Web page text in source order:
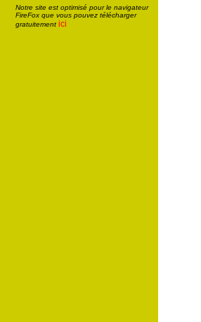
Notre site est optimisé pour le navigateur
FireFox que vous pouvez télécharger
gratuitement ici